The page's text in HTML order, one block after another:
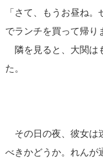
「さて、もうお昼ね
でランチを買って帰り
隣を見ると、大関は
た。
その日の夜、彼女は
べきかどうか。れんが